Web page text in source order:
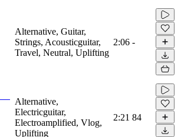
Alternative, Guitar,
Strings, Acousticguitar,
Travel, Neutral, Uplifting
2:06 -
Alternative,
Electricguitar,
Electroamplified, Vlog,
Uplifting
2:21 84